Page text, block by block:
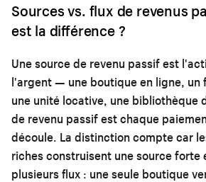
Sources vs. flux de revenus
est la différence ?
Unesourcede revenu passif est
l'argent — une boutique en ligne, un
une unité locative, une bibliothèque
de revenu passif est chaque
découle. La distinction compte car
riches construisent une source forte
plusieurs flux : une seule boutique